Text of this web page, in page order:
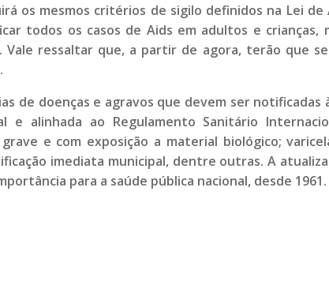
os mesmos critérios de sigilo definidos na Lei de
todos os casos de Aids em adultos e crianças,
Vale ressaltar que, a partir de agora, terão que
de doenças e agravos que devem ser notificadas
e alinhada ao Regulamento Sanitário
e com exposição a material biológico;
imediata municipal, dentre outras. A
para a saúde pública nacional, desde 1961.